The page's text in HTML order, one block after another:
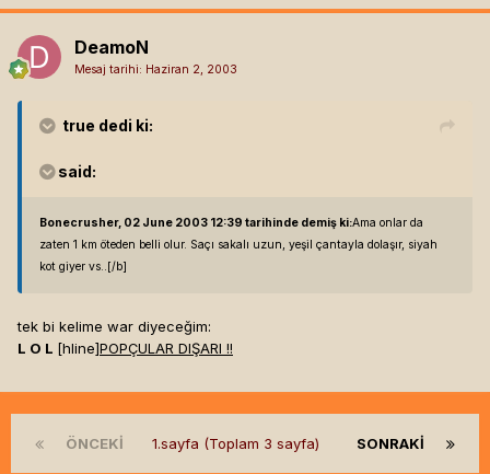
DeamoN
Mesaj tarihi: Haziran 2, 2003
true dedi ki:
said:
Bonecrusher, 02 June 2003 12:39 tarihinde demiş ki:Ama onlar da
zaten 1 km öteden belli olur. Saçı sakalı uzun, yeşil çantayla dolaşır, siyah
kot giyer vs..[/b]
tek bi kelime war diyeceğim:
L O L [hline]POPÇULAR DIŞARI !!
ÖNCEKI SONRAKI
1.sayfa (Toplam 3 sayfa)